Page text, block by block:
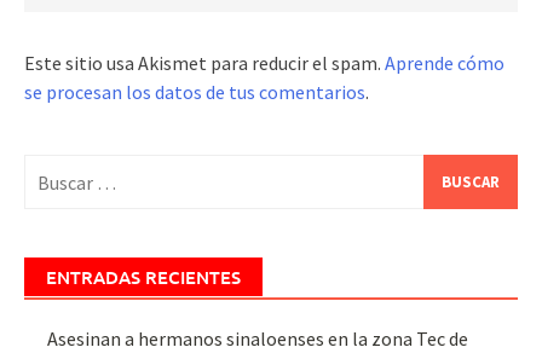
Este sitio usa Akismet para reducir el spam. Aprende cómo
se procesan los datos de tus comentarios.
ENTRADAS RECIENTES
Asesinan a hermanos sinaloenses en la zona Tec de